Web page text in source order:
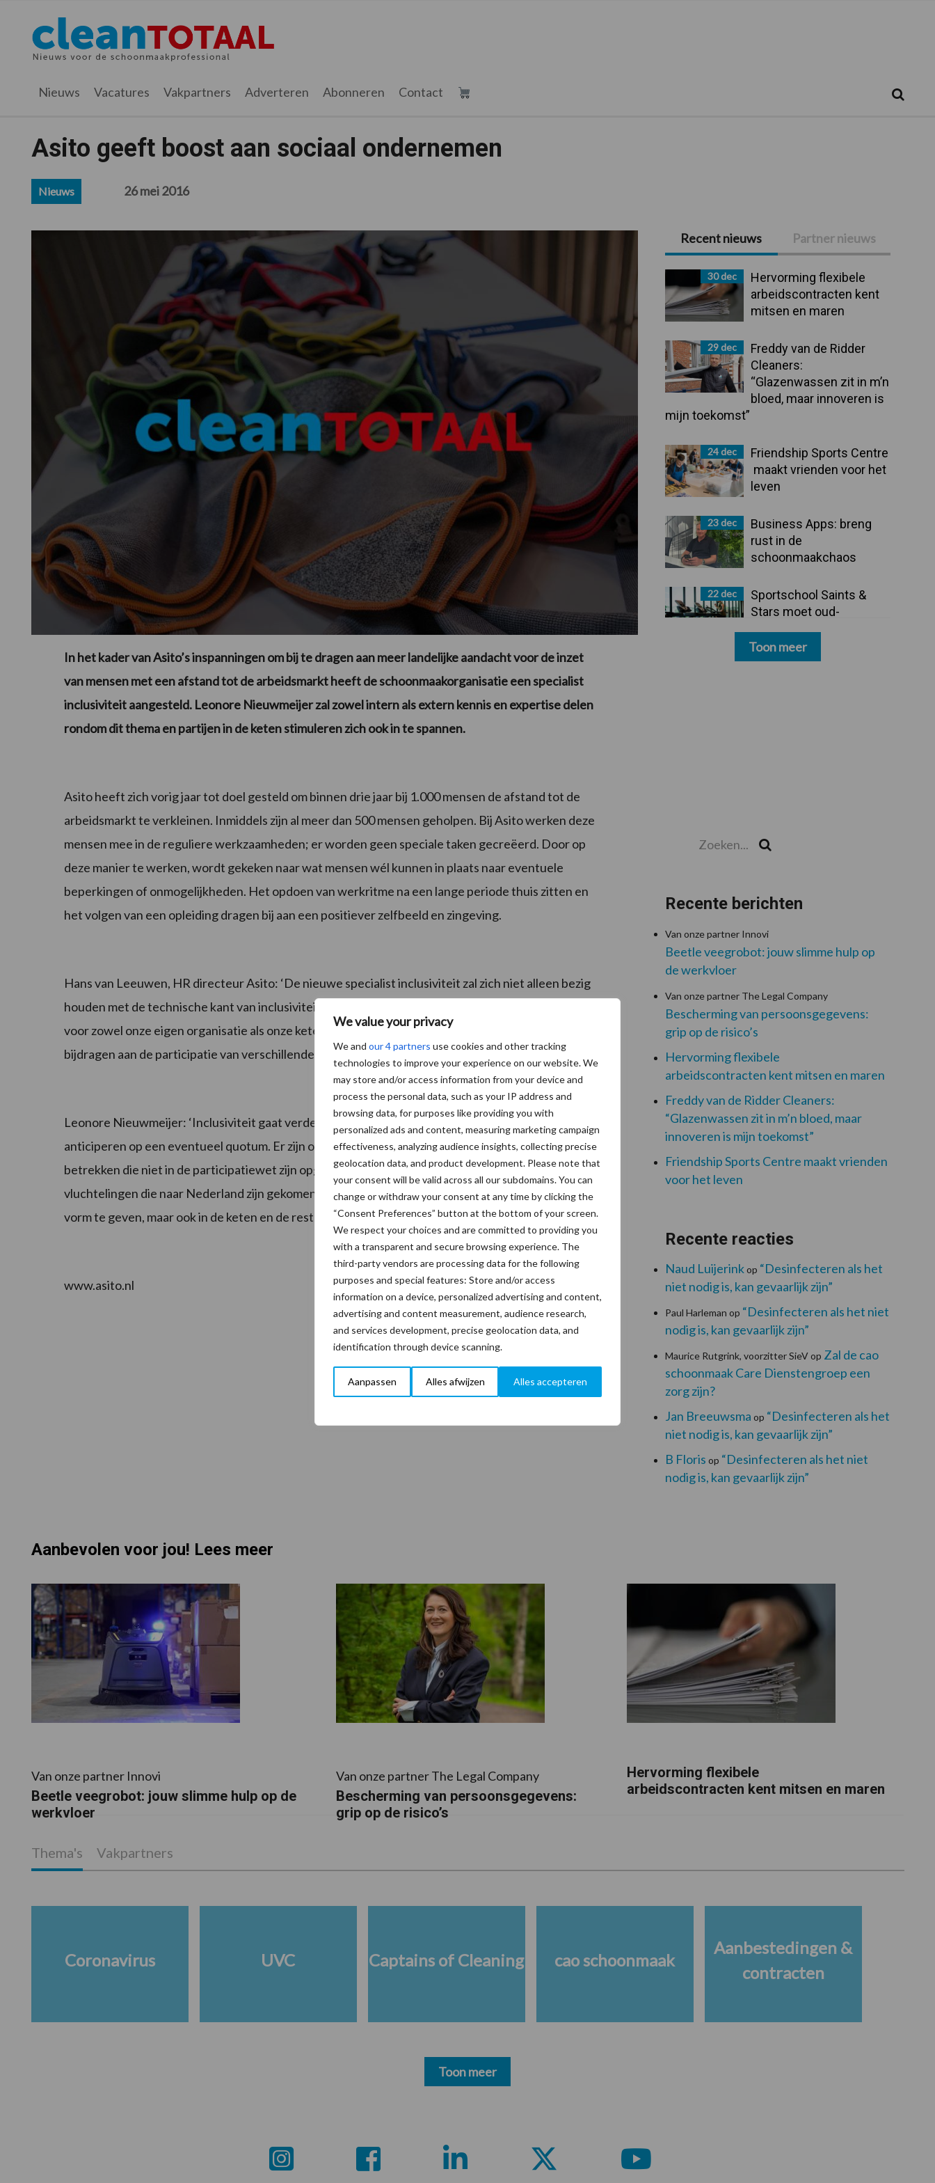
We value your privacy
We and our 4 partners use cookies and other tracking
technologies to improve your experience on our website. We
may store and/or access information from your device and
process the personal data, such as your IP address and
browsing data, for purposes like providing you with
personalized ads and content, measuring marketing campaign
effectiveness, analyzing audience insights, collecting precise
geolocation data, and product development. Please note that
your consent will be valid across all our subdomains. You can
change or withdraw your consent at any time by clicking the
“Consent Preferences” button at the bottom of your screen.
We respect your choices and are committed to providing you
with a transparent and secure browsing experience. The
third-party vendors are processing data for the following
purposes and special features: Store and/or access
information on a device, personalized advertising and content,
advertising and content measurement, audience research,
and services development, precise geolocation data, and
identification through device scanning.
Aanpassen Alles afwijzen Alles accepteren
hoofdnavigatie
hoofd
inhoud
eerste
sidebar
voettekst
Cleantotaal.nl
Het
laatste
voor
professionele
schoonmaak
Nieuws Vacatures Vakpartners Adverteren Abonneren Contact
Asito geeft boost aan sociaal ondernemen
Nieuws 26 mei 2016
In het kader van Asito’s inspanningen om bij te dragen aan meer landelijke aandacht voor de inzet
van mensen met een afstand tot de arbeidsmarkt heeft de schoonmaakorganisatie een specialist
inclusiviteit aangesteld. Leonore Nieuwmeijer zal zowel intern als extern kennis en expertise delen
rondom dit thema en partijen in de keten stimuleren zich ook in te spannen.
Asito heeft zich vorig jaar tot doel gesteld om binnen drie jaar bij 1.000 mensen de afstand tot de
arbeidsmarkt te verkleinen. Inmiddels zijn al meer dan 500 mensen geholpen. Bij Asito werken deze
mensen mee in de reguliere werkzaamheden; er worden geen speciale taken gecreëerd. Door op
deze manier te werken, wordt gekeken naar wat mensen wél kunnen in plaats naar eventuele
beperkingen of onmogelijkheden. Het opdoen van werkritme na een lange periode thuis zitten en
het volgen van een opleiding dragen bij aan een positiever zelfbeeld en zingeving.
Hans van Leeuwen, HR directeur Asito: ‘De nieuwe specialist inclusiviteit zal zich niet alleen bezig
houden met de technische kant van inclusiviteit, zoals regelgeving. Ze zal ook een katalysator zijn
voor zowel onze eigen organisatie als onze ketenpartners. Met Leonore zal Asito nog meer kunnen
bijdragen aan de participatie van verschillende doelgroepen.’
Leonore Nieuwmeijer: ‘Inclusiviteit gaat verder dan het uitvoeren van de participatiewet en
anticiperen op een eventueel quotum. Er zijn ook doelgroepen die we bij de maatschappij willen
betrekken die niet in de participatiewet zijn opgenomen, zoals mensen in de bijstand en
vluchtelingen die naar Nederland zijn gekomen. Mijn doel is om inclusiviteit niet alleen binnen Asito
vorm te geven, maar ook in de keten en de rest van de maatschappij.’
www.asito.nl
Primaire
Sidebar
Recent nieuws Partner nieuws
30 dec
Hervorming flexibele
arbeidscontracten kent
mitsen en maren
29 dec
Freddy van de Ridder
Cleaners:
“Glazenwassen zit in m’n
bloed, maar innoveren is
mijn toekomst”
24 dec
Friendship Sports Centre
maakt vrienden voor het
leven
23 dec
Business Apps: breng
rust in de
schoonmaakchaos
22 dec
Sportschool Saints &
Stars moet oud-
betalen
Toon meer
Recente berichten
Van onze partner Innovi
Beetle veegrobot: jouw slimme hulp op
de werkvloer
Van onze partner The Legal Company
Bescherming van persoonsgegevens:
grip op de risico’s
Hervorming flexibele
arbeidscontracten kent mitsen en maren
Freddy van de Ridder Cleaners:
“Glazenwassen zit in m’n bloed, maar
innoveren is mijn toekomst”
Friendship Sports Centre maakt vrienden
voor het leven
Recente reacties
Naud Luijerinkop “Desinfecteren als het
niet nodig is, kan gevaarlijk zijn”
Paul Harleman op “Desinfecteren als het niet
nodig is, kan gevaarlijk zijn”
Maurice Rutgrink, voorzitter SieVop Zal de cao
schoonmaak Care Dienstengroep een
zorg zijn?
Jan Breeuwsma op “Desinfecteren als het
niet nodig is, kan gevaarlijk zijn”
B Floris op “Desinfecteren als het niet
nodig is, kan gevaarlijk zijn”
Aanbevolen voor jou! Lees meer
Van onze partner Innovi
Beetle veegrobot: jouw slimme hulp op de
werkvloer
Van onze partner The Legal Company
Bescherming van persoonsgegevens:
grip op de risico’s
Hervorming flexibele
arbeidscontracten kent mitsen en maren
Thema's Vakpartners
Coronavirus UVC Captains of Cleaning cao schoonmaak
Aanbestedingen &
contracten
Toon meer